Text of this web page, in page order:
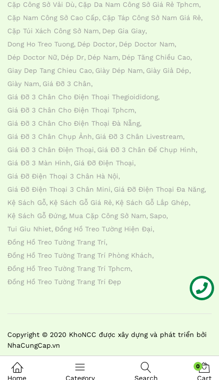
Cặp Công Sở Vải Dù Cặp Da Nam Công Sở Giá Rẻ Tphcm
Cặp Nam Công Sở Cao Cấp Cặp Táp Công Sở Nam Giá Rẻ
Cặp Túi Xách Công Sở Nam Dep Gia Giay
Dong Ho Treo Tuong Dép Doctor Dép Doctor Nam
Dép Doctor Nữ Dép Dr Dép Nam Dép Tăng Chiều Cao
Giay Dep Tang Chieu Cao Giày Dép Nam Giày Giả Dép
Giày Nam Giá Đỡ 3 Chân
Giá Đỡ 3 Chân Cho Điện Thoại Thegioididong
Giá Đỡ 3 Chân Cho Điện Thoại Tphcm
Giá Đỡ 3 Chân Cho Điện Thoại Đà Nẵng
Giá Đỡ 3 Chân Chụp Ảnh Giá Đỡ 3 Chân Livestream
Giá Đỡ 3 Chân Điện Thoại Giá Đỡ 3 Chân Đế Chụp Hình
Giá Đỡ 3 Màn Hình Giá Đỡ Điện Thoại
Giá Đỡ Điện Thoại 3 Chân Hà Nội
Giá Đỡ Điện Thoại 3 Chân Mini Giá Đỡ Điện Thoại Đa Năng
Kệ Sách Gỗ Kệ Sách Gỗ Giá Rẻ Kệ Sách Gỗ Lắp Ghép
Kệ Sách Gỗ Đứng Mua Cặp Công Sở Nam Sapo
Tui Giu Nhiet Đồng Hồ Treo Tường Hiện Đại
Đồng Hồ Treo Tường Trang Trí
Đồng Hồ Treo Tường Trang Trí Phòng Khách
Đồng Hồ Treo Tường Trang Trí Tphcm
Đồng Hồ Treo Tường Trang Trí Đẹp
Copyright © 2020 KhoNCC được xây dựng và phát triển bởi
NhaCungCap.vn
Home Category Search
0
Cart
Liên hệ